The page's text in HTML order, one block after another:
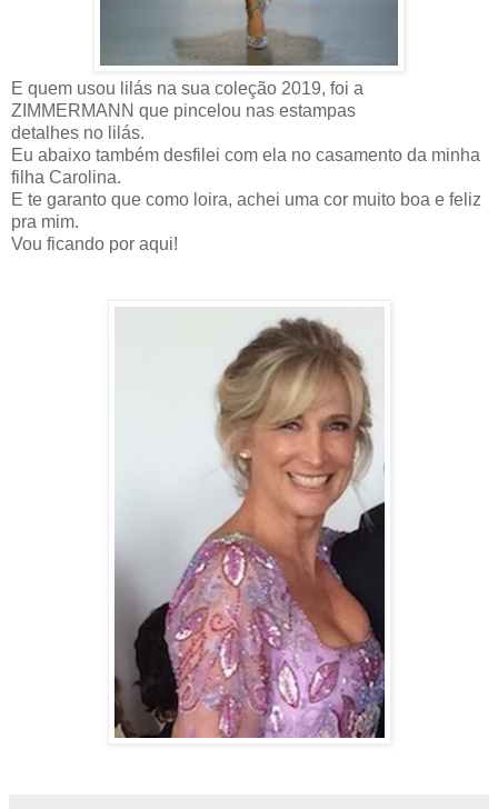
E quem usou lilás na sua coleção 2019, foi a
ZIMMERMANN que pincelou nas estampas
detalhes no lilás.
Eu abaixo também desfilei com ela no casamento da minha
filha Carolina.
E te garanto que como loira, achei uma cor muito boa e feliz
pra mim.
Vou ficando por aqui!